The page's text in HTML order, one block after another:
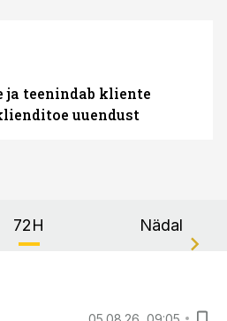
teenindab kliente
uuendust
72H Nädal